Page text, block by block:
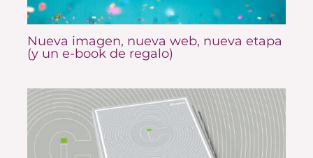
Nueva imagen, nueva web, nueva etapa
(y un e-book de regalo)